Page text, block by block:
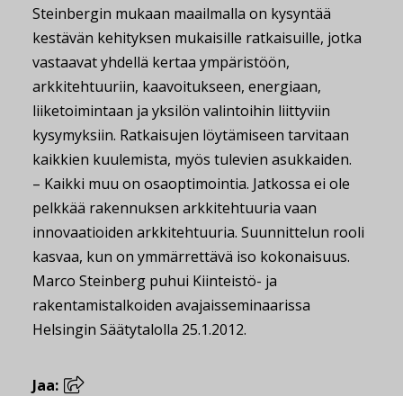
Steinbergin mukaan maailmalla on kysyntää
kestävän kehityksen mukaisille ratkaisuille, jotka
vastaavat yhdellä kertaa ympäristöön,
arkkitehtuuriin, kaavoitukseen, energiaan,
liiketoimintaan ja yksilön valintoihin liittyviin
kysymyksiin. Ratkaisujen löytämiseen tarvitaan
kaikkien kuulemista, myös tulevien asukkaiden.
– Kaikki muu on osaoptimointia. Jatkossa ei ole
pelkkää rakennuksen arkkitehtuuria vaan
innovaatioiden arkkitehtuuria. Suunnittelun rooli
kasvaa, kun on ymmärrettävä iso kokonaisuus.
Marco Steinberg puhui Kiinteistö- ja
rakentamistalkoiden avajaisseminaarissa
Helsingin Säätytalolla 25.1.2012.
Jaa: